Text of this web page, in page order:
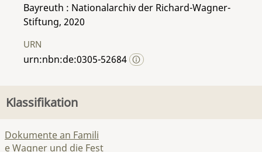
Bayreuth : Nationalarchiv der Richard-Wagner-
Stiftung, 2020
URN
urn:nbn:de:0305-52684
Klassifikation
Dokumente an Famili
e Wagner und die Fest